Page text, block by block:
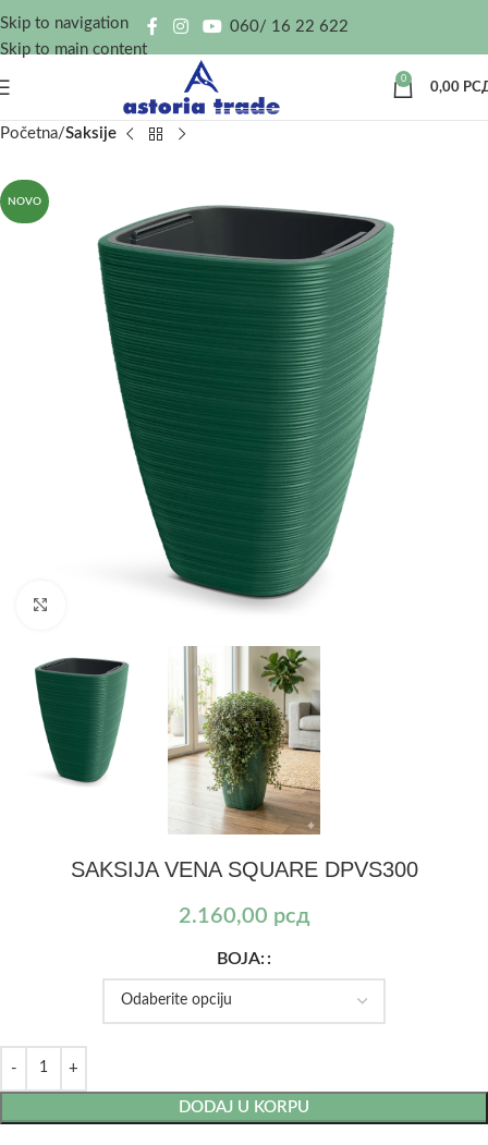
Skip to navigation
Skip to main content
060/ 16 22 622
0
0,00
Početna Saksije
NOVO
SAKSIJA VENA SQUARE DPVS300
2.160,00 рсд
BOJA:
DODAJ U KORPU